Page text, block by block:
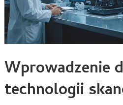
Wprowadzenie
technologii